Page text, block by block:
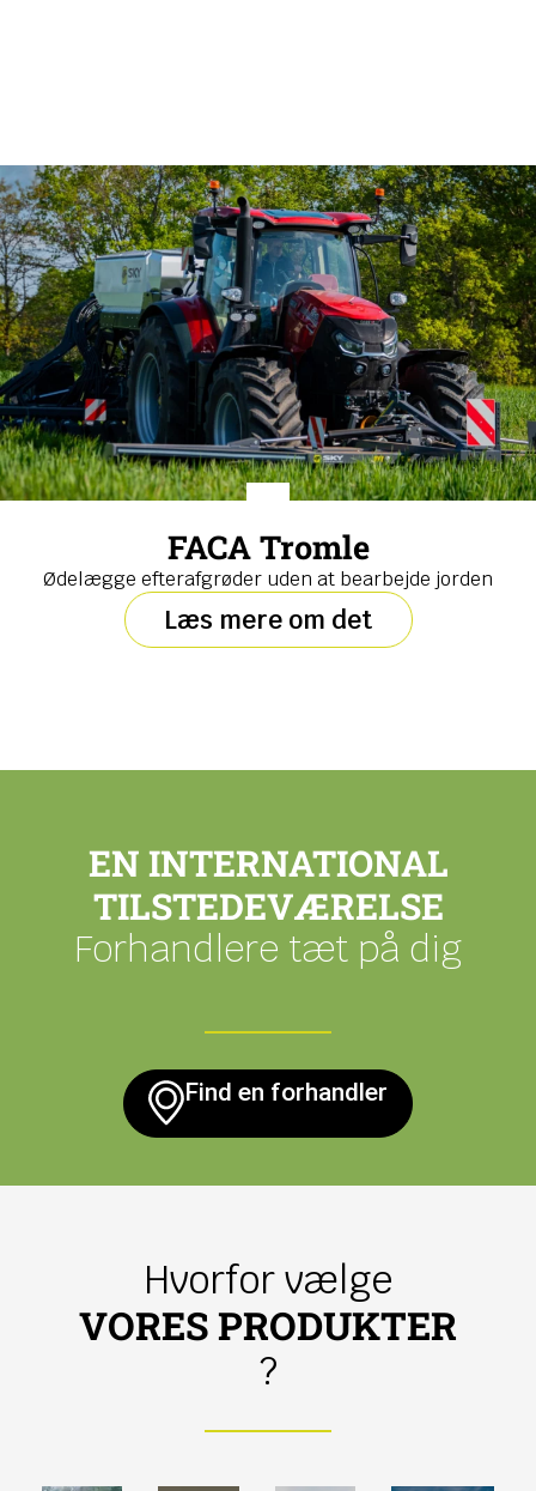
FACA Tromle
Ødelægge efterafgrøder uden at bearbejde jorden
Læs mere om det
EN INTERNATIONAL
TILSTEDEVÆRELSE
Forhandlere tæt på dig
Find en forhandler
Hvorfor vælge
VORES PRODUKTER
?